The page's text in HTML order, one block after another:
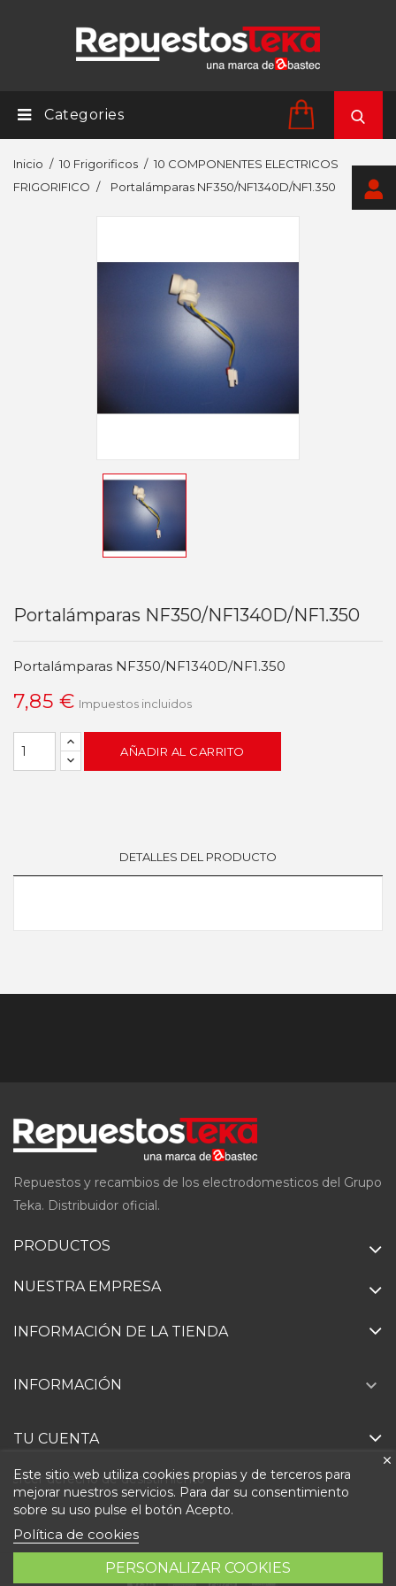
Categories
Inicio 10 Frigorificos
10 COMPONENTES ELECTRICOS
FRIGORIFICO
Portalámparas NF350/NF1340D/NF1.350
Portalámparas NF350/NF1340D/NF1.350
Portalámparas NF350/NF1340D/NF1.350
7,85 € Impuestos incluidos
AÑADIR AL CARRITO
DETALLES DEL PRODUCTO
Repuestos y recambios de los electrodomesticos del Grupo
Teka. Distribuidor oficial.
PRODUCTOS
NUESTRA EMPRESA
INFORMACIÓN DE LA TIENDA
Este sitio web utiliza cookies propias y de terceros para
mejorar nuestros servicios. Para dar su consentimiento
sobre su uso pulse el botón Acepto.
Política de cookies
PERSONALIZAR COOKIES
INFORMACIÓN 
TU CUENTA
Ejercer derecho de desistimiento